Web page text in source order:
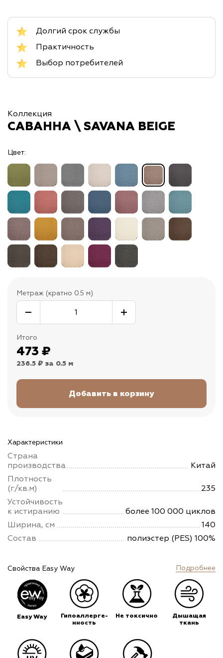
Долгий срок службы
Практичность
Выбор потребителей
Коллекция
САВАННА \ SAVANA BEIGE
Цвет:
Метраж (кратно 0.5 м)
Итого
473 ₽
236.5 ₽ за 0.5 м
Характеристики
Страна
производства
Китай
Плотность
(г/кв.м)
235
Устойчивость
к истиранию
более 100 000 циклов
Ширина, см
140
Состав
полиэстер (PES) 100%
Свойства Easy Way Подробнее
Easy Way
Гипоаллерге-
нность
Не токсично
Дышащая
ткань